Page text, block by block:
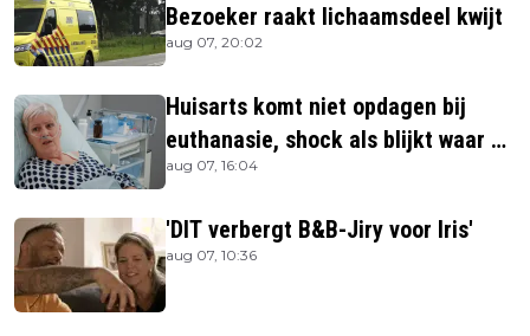
Bezoeker raakt lichaamsdeel kwijt
aug 07, 20:02
Huisarts komt niet opdagen bij
euthanasie, shock als blijkt waar ze
is
aug 07, 16:04
'DIT verbergt B&B-Jiry voor Iris'
aug 07, 10:36